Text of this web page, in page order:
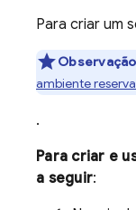
Para criar um
Observação
ambiente
.
Para criar e
a seguir: